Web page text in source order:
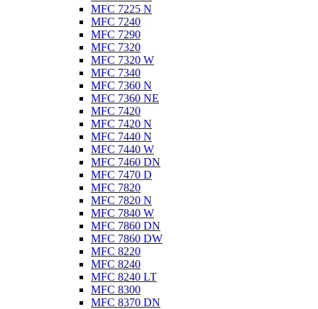
MFC 7225 N
MFC 7240
MFC 7290
MFC 7320
MFC 7320 W
MFC 7340
MFC 7360 N
MFC 7360 NE
MFC 7420
MFC 7420 N
MFC 7440 N
MFC 7440 W
MFC 7460 DN
MFC 7470 D
MFC 7820
MFC 7820 N
MFC 7840 W
MFC 7860 DN
MFC 7860 DW
MFC 8220
MFC 8240
MFC 8240 LT
MFC 8300
MFC 8370 DN